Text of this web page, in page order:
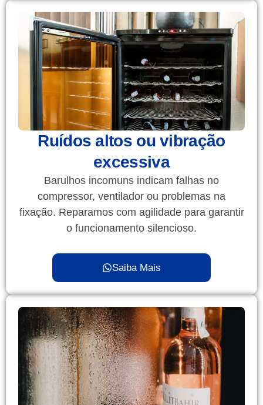
Ruídos altos ou vibração
excessiva
Barulhos incomuns indicam falhas no
compressor, ventilador ou problemas na
fixação. Reparamos com agilidade para garantir
o funcionamento silencioso.
Saiba Mais